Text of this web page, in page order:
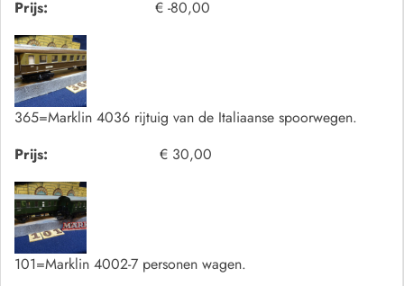
Prijs:
€ -80,00
365=Marklin 4036 rijtuig van de Italiaanse spoorwegen.
Prijs:
€ 30,00
101=Marklin 4002-7 personen wagen.